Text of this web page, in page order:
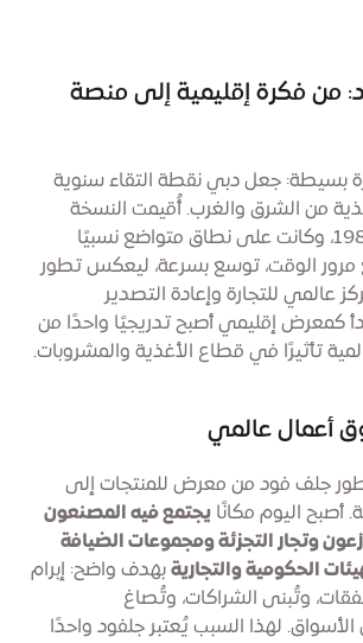
من فكرة إقليمية إلى منصة
بسيطة: جعل دبي نقطة التقاء سنوية
من الشرق والغرب. أُقيمت النسخة
الأولى في عام 1987، وكانت على نطاق متواضع نسبيًا
مرور الوقت، توسع بسرعة، ليعكس تطور
عالمي للتجارة وإعادة التصدير
كمعرض إقليمي أصبح تدريجيًا واحدًا من
تأثيرًا في قطاع الأغذية والمشروبات.
أعمال عالمي
جلف فود من معرض للمنتجات إلى
أصبح اليوم مكانًا يجتمع فيه المصنعون
وتجار التجزئة ومجموعات الضيافة
الحكومية والتجارية بهدف واضح: إبرام
وتُبنى الشراكات، وتُصاغ
لهذا السبب يُعتبر جلفود واحدًا